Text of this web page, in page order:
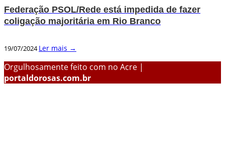
Federação PSOL/Rede está impedida de fazer
coligação majoritária em Rio Branco
19/07/2024Ler mais →
Orgulhosamente feito com no Acre |
portaldorosas.com.br